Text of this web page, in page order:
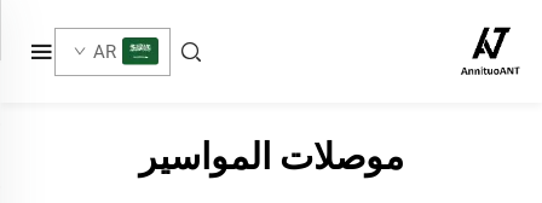
AR
موصلات المواسير